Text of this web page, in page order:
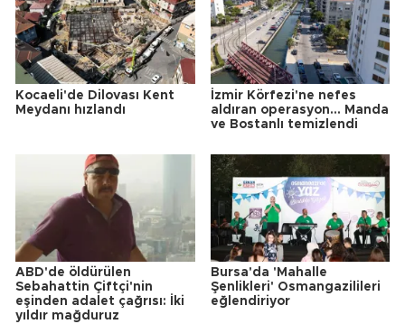
Kocaeli'de Dilovası Kent
Meydanı hızlandı
İzmir Körfezi'ne nefes
aldıran operasyon... Manda
ve Bostanlı temizlendi
ABD'de öldürülen
Sebahattin Çiftçi'nin
eşinden adalet çağrısı: İki
yıldır mağduruz
Bursa'da 'Mahalle
Şenlikleri' Osmangazilileri
eğlendiriyor